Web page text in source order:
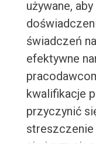
używane,
świadczeń
efektywne
kwalifikacje
przyczynić
streszczenie